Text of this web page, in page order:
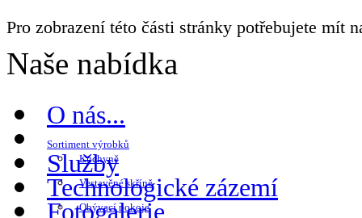
Pro zobrazení této části stránky potřebujete mít
Naše nabídka
O nás...
Sortiment výrobků
Kuchyně
Vestavěné skříně
Obývací pokoje
Služby
Technologické zázemí
Fotogalerie